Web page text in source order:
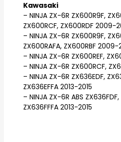
Kawasaki
– NINJA ZX-6R ZX600R9F,
ZX600RCF, ZX600RDF 2009-
– NINJA ZX-6R ZX600R9F,
ZX600RAFA, ZX600RBF 2009-
– NINJA ZX-6R ZX600REF,
– NINJA ZX-6R ZX600RCF,
– NINJA ZX-6R ZX636EDF,
ZX636EFFA 2013-2015
– NINJA ZX-6R ABS
ZX636FFFA 2013-2015